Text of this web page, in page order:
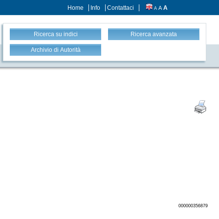
Home Info Contattaci A A A
Ricerca su indici Ricerca avanzata
Archivio di Autorità